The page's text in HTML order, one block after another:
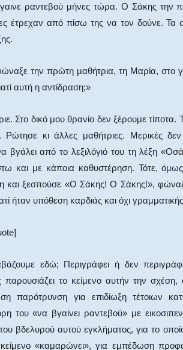
ραντεβού μήνες τώρα. Ο Σάκης την
έτρεχαν από πίσω της να τον δούνε. Τα
την πρώτη μαθήτρια, τη Μαρία, στο
αυτή η αντίδραση;»
Στο δικό μου θρανίο δεν ξέρουμε τίποτα.
Ρώτησε κι άλλες μαθήτριες. Μερικές
βγάλει από το λεξιλόγιό του τη λέξη
και με κάποια καθυστέρηση. Τότε,
και ξεσπούσε «Ο Σάκης! Ο Σάκης!»,
ήταν υπόθεση καρδιάς και όχι
εδώ; Περιγράφει ή δεν
το κείμενο αυτήν την σχέση,
παρότρυνση για επιδίωξη τέτοιων
του «να βγαίνει ραντεβού» με
βδελυρού αυτού εγκλήματος, για το
«καμαρώνει», για εμπέδωση